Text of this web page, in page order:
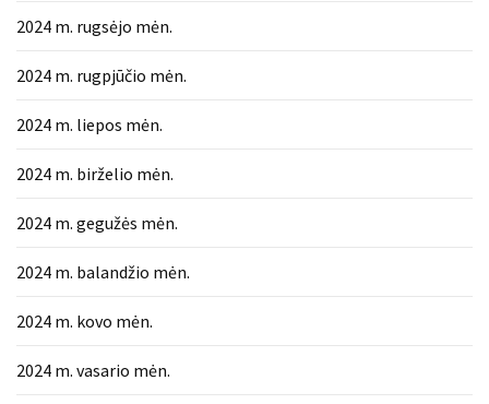
2024 m. rugsėjo mėn.
2024 m. rugpjūčio mėn.
2024 m. liepos mėn.
2024 m. birželio mėn.
2024 m. gegužės mėn.
2024 m. balandžio mėn.
2024 m. kovo mėn.
2024 m. vasario mėn.